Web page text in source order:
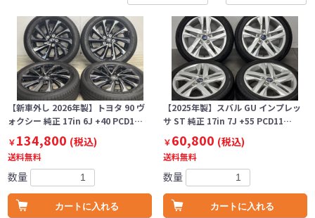
【新車外し 2026年製】トヨタ 90 ヴ
ォクシー 純正 17in 6J +40 PCD1…
￥134,800 (税込)
送料無料
数量
カートに入れる
【2025年製】スバル GU インプレッ
サ ST 純正 17in 7J +55 PCD11…
￥60,800 (税込)
送料無料
数量
カートに入れる